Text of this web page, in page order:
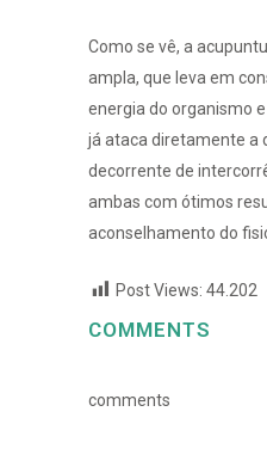
Como se vê, a
ampla, que leva em
energia do organismo
já ataca diretamente a
decorrente de
ambas com ótimos
aconselhamento do
Post Views: 44.202
COMMENTS
comments